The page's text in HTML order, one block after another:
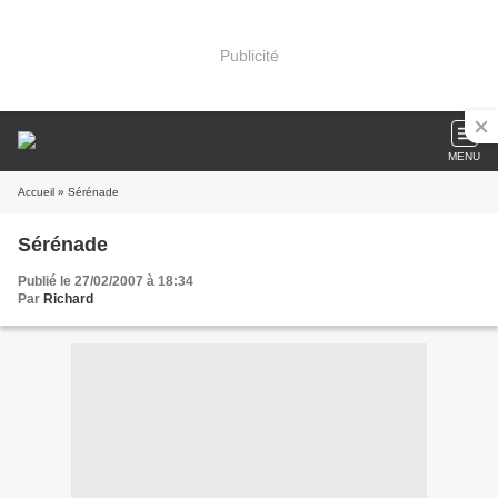
Publicité
MENU
Accueil » Sérénade
Sérénade
Publié le 27/02/2007 à 18:34
Par Richard